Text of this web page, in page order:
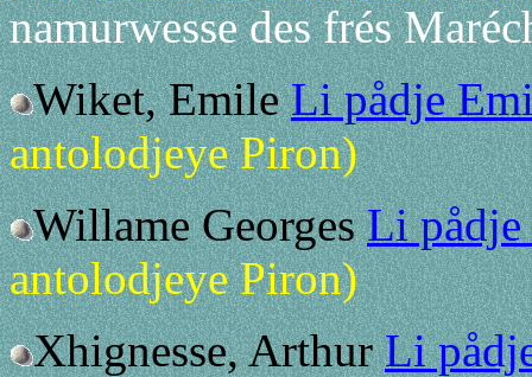
namurwesse des frés
Wiket, EmileLi pådje
antolodjeye Piron)
Willame GeorgesLi
antolodjeye Piron)
Xhignesse, ArthurLi